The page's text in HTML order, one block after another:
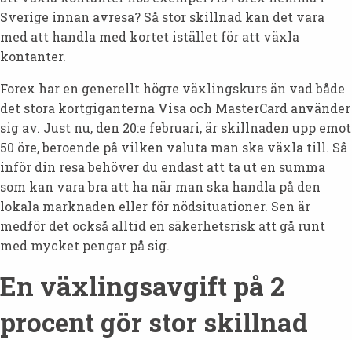
Sverige innan avresa? Så stor skillnad kan det vara
med att handla med kortet istället för att växla
kontanter.
Forex har en generellt högre växlingskurs än vad både
det stora kortgiganterna Visa och MasterCard använder
sig av. Just nu, den 20:e februari, är skillnaden upp emot
50 öre, beroende på vilken valuta man ska växla till. Så
inför din resa behöver du endast att ta ut en summa
som kan vara bra att ha när man ska handla på den
lokala marknaden eller för nödsituationer. Sen är
medför det också alltid en säkerhetsrisk att gå runt
med mycket pengar på sig.
En växlingsavgift på 2
procent gör stor skillnad